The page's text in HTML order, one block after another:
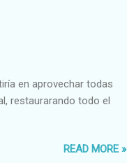
en aprovechar todas
restaurarando todo el
READ MORE »